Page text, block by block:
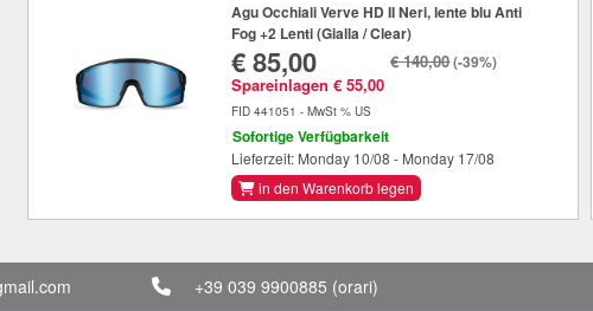
Agu Occhiali Verve HD II Neri, lente blu Anti
Fog +2 Lenti (Gialla / Clear)
€ 85,00
Spareinlagen € 55,00
€ 140,00(-39%)
FID 441051 - MwSt % US
Sofortige Verfügbarkeit
Lieferzeit: Monday 10/08 - Monday 17/08
in den Warenkorb legen
+39 039 9900885 (orari)